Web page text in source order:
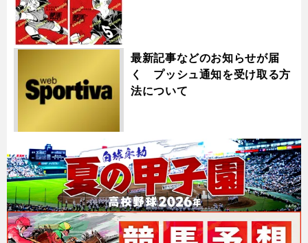
最新記事などのお知らせが届
く プッシュ通知を受け取る方
法について